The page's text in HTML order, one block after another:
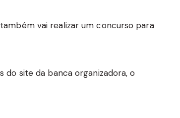
vai realizar um concurso para
do site da banca organizadora, o